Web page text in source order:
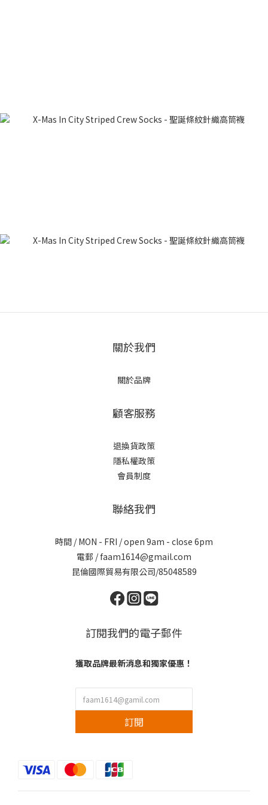
關於我們
關於品牌
顧客服務
退換貨政策
隱私權政策
會員制度
聯絡我們
時間 / MON - FRI / open 9am - close 6pm
電郵 / faam1614@gmail.com
昆倫國際貿易有限公司/85048589
訂閱我們的電子郵件
獲取品牌最新消息和獨家優惠！
訂閱